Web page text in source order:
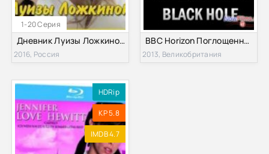
1-20 Серия
Дневник Луизы Ложкиной (1 сезон) (2016)
2016, Россия
BBC Horizon Поглощенные черной дырой (2013)
2013, Великобритания
HDRip
KP 5.8
IMDB 4.7